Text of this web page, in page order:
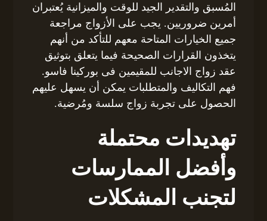
المُسبق والتقدير الجيد للوقت والميزانية يُعتبران
أمرين ضروريين. يجب على الأزواج مراجعة
جميع الخيارات المتاحة معهم للتأكد من أنهم
يتخذون القرارات الصحيحة فيما يتعلق بتوثيق
عقد زواج الاجانب للمقيمين فى بوركينا فاسو.
فهم التكاليف والمتطلبات يمكن أن يسهل عليهم
الحصول على تجربة زواج سلسة ومُرضية.
تهديدات محتملة
وأفضل الممارسات
لتجنب المشكلات